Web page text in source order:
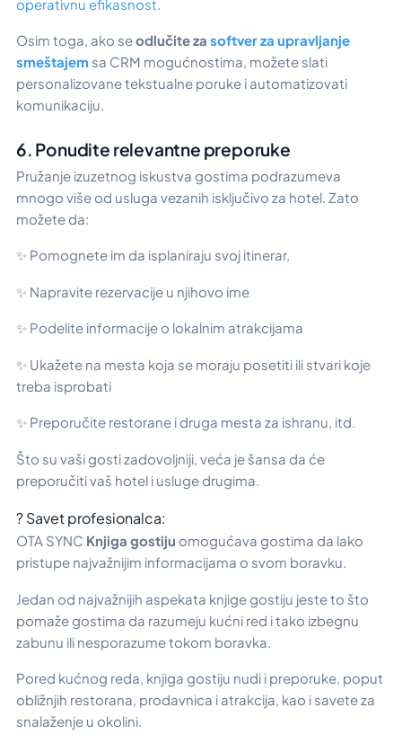
operativnu efikasnost
Osim toga, ako seodlučite za softver za upravljanje
smeštajem sa CRM mogućnostima, možete slati
personalizovane tekstualne poruke i automatizovati
komunikaciju.
6. Ponudite relevantne preporuke
Pružanje izuzetnog iskustva gostima podrazumeva
mnogo više od usluga vezanih isključivo za hotel. Zato
možete da:
✨ Pomognete im da isplaniraju svoj itinerar,
✨ Napravite rezervacije u njihovo ime
✨ Podelite informacije o lokalnim atrakcijama
✨ Ukažete na mesta koja se moraju posetiti ili stvari koje
treba isprobati
✨ Preporučite restorane i druga mesta za ishranu, itd.
Što su vaši gosti zadovoljniji, veća je šansa da će
preporučiti vaš hotel i usluge drugima.
? Savet profesionalca:
OTA SYNC Knjiga gostiju omogućava gostima da lako
pristupe najvažnijim informacijama o svom boravku.
Jedan od najvažnijih aspekata knjige gostiju jeste to što
pomaže gostima da razumeju kućni red i tako izbegnu
zabunu ili nesporazume tokom boravka.
Pored kućnog reda, knjiga gostiju nudi i preporuke, poput
obližnjih restorana, prodavnica i atrakcija, kao i savete za
snalaženje u okolini.